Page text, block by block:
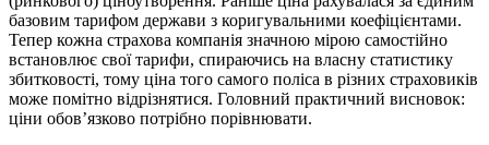
базовим тарифом держави з коригувальними коефіцієнтами.
Тепер кожна страхова компанія значною мірою самостійно
встановлює свої тарифи, спираючись на власну статистику
збитковості, тому ціна того самого поліса в різних страховиків
може помітно відрізнятися. Головний практичний висновок:
ціни обов’язково потрібно порівнювати.